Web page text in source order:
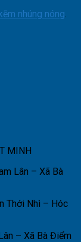
nhúng nóng.
MINH
Lân – Xã Bà
Thới Nhì – Hóc
– Xã Bà Điểm